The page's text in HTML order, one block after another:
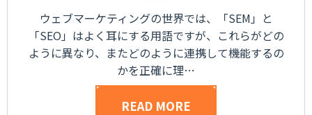
ウェブマーケティングの世界では、「SEM」と
「SEO」はよく耳にする用語ですが、これらがどの
ように異なり、またどのように連携して機能するの
かを正確に理…
READ MORE